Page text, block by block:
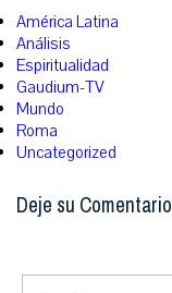
América Latina
Análisis
Espiritualidad
Gaudium-TV
Mundo
Roma
Uncategorized
Deje su Comentario